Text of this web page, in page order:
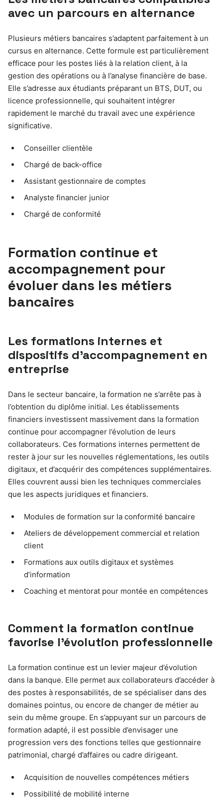
avec un parcours en alternance
Plusieurs métiers bancaires s’adaptent parfaitement à un
cursus en alternance. Cette formule est particulièrement
efficace pour les postes liés à la relation client, à la
gestion des opérations ou à l’analyse financière de base.
Elle s’adresse aux étudiants préparant un BTS, DUT, ou
licence professionnelle, qui souhaitent intégrer
rapidement le marché du travail avec une expérience
significative.
Conseiller clientèle
Chargé de back-office
Assistant gestionnaire de comptes
Analyste financier junior
Chargé de conformité
Formation continue et
accompagnement pour
évoluer dans les métiers
bancaires
Les formations internes et
dispositifs d’accompagnement en
entreprise
Dans le secteur bancaire, la formation ne s’arrête pas à
l’obtention du diplôme initial. Les établissements
financiers investissent massivement dans la formation
continue pour accompagner l’évolution de leurs
collaborateurs. Ces formations internes permettent de
rester à jour sur les nouvelles réglementations, les outils
digitaux, et d’acquérir des compétences supplémentaires.
Elles couvrent aussi bien les techniques commerciales
que les aspects juridiques et financiers.
Modules de formation sur la conformité bancaire
Ateliers de développement commercial et relation
client
Formations aux outils digitaux et systèmes
d’information
Coaching et mentorat pour montée en compétences
Comment la formation continue
favorise l’évolution professionnelle
La formation continue est un levier majeur d’évolution
dans la banque. Elle permet aux collaborateurs d’accéder à
des postes à responsabilités, de se spécialiser dans des
domaines pointus, ou encore de changer de métier au
sein du même groupe. En s’appuyant sur un parcours de
formation adapté, il est possible d’envisager une
progression vers des fonctions telles que gestionnaire
patrimonial, chargé d’affaires ou cadre dirigeant.
Acquisition de nouvelles compétences métiers
Possibilité de mobilité interne